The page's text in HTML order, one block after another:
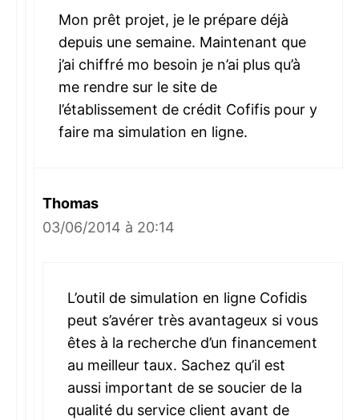
Mon prêt projet, je le prépare déjà
depuis une semaine. Maintenant que
j’ai chiffré mo besoin je n’ai plus qu’à
me rendre sur le site de
l’établissement de crédit Cofifis pour y
faire ma simulation en ligne.
Thomas
03/06/2014 à 20:14
L’outil de simulation en ligne Cofidis
peut s’avérer très avantageux si vous
êtes à la recherche d’un financement
au meilleur taux. Sachez qu’il est
aussi important de se soucier de la
qualité du service client avant de